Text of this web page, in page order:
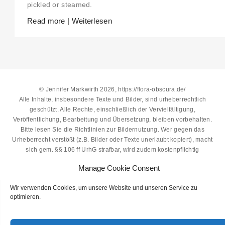
Manage Cookie Consent
Wir verwenden Cookies, um unsere Website und unseren Service zu
optimieren.
ON THE WELCOME PAGE.
pickled or steamed.
Read more | Weiterlesen
© Jennifer Markwirth 2026, https://flora-obscura.de/
Alle Inhalte, insbesondere Texte und Bilder, sind urheberrechtlich
geschützt. Alle Rechte, einschließlich der Vervielfältigung,
Veröffentlichung, Bearbeitung und Übersetzung, bleiben vorbehalten.
Bitte lesen Sie die Richtlinien zur Bildernutzung . Wer gegen das
Urheberrecht verstößt (z.B. Bilder oder Texte unerlaubt kopiert), macht
sich gem. §§ 106 ff UrhG strafbar, wird zudem kostenpflichtig